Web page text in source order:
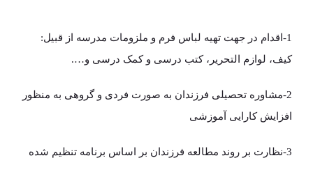
1-اقدام در جهت تهیه لباس فرم و ملزومات مدرسه از قبیل:
کیف، لوازم التحریر، کتب درسی و کمک درسی و….
2-مشاوره تحصیلی فرزندان به صورت فردی و گروهی به منظور
افزایش کارایی آموزشی
3-نظارت بر روند مطالعه فرزندان بر اساس برنامه تنظیم شده